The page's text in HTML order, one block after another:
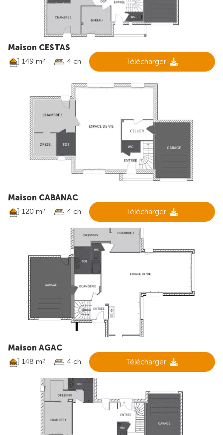
Maison CESTAS
149 m2 4 ch Télécharger
Maison CABANAC
120 m2 4 ch Télécharger
Maison AGAC
148 m2 4 ch Télécharger